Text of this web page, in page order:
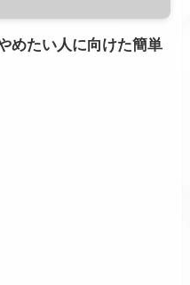
めたい人に向けた簡単